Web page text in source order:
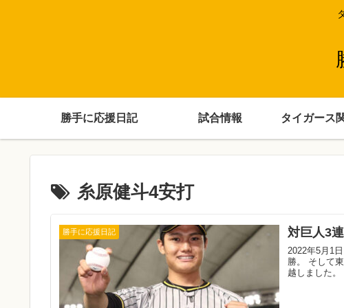
勝手に応援日記 試合情報 タイガース
糸原健斗4安打
勝手に応援日記 対巨人3
2022年5月1
勝。 そして
越しました。